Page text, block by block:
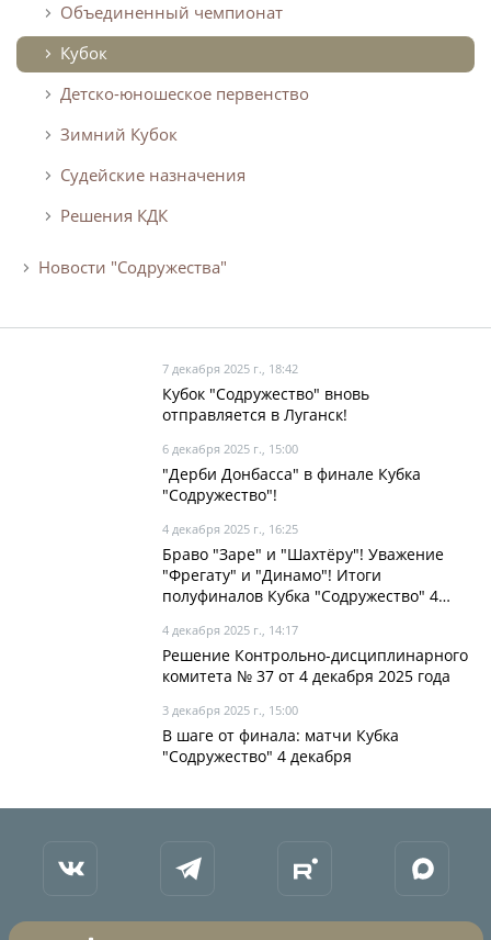
Объединенный чемпионат
Кубок
Детско-юношеское первенство
Зимний Кубок
Судейские назначения
Решения КДК
Новости "Содружества"
7 декабря 2025 г., 18:42
Кубок "Содружество" вновь
отправляется в Луганск!
6 декабря 2025 г., 15:00
"Дерби Донбасса" в финале Кубка
"Содружество"!
4 декабря 2025 г., 16:25
Браво "Заре" и "Шахтёру"! Уважение
"Фрегату" и "Динамо"! Итоги
полуфиналов Кубка "Содружество" 4
4 декабря 2025 г., 14:17
Решение Контрольно-дисциплинарного
комитета № 37 от 4 декабря 2025 года
3 декабря 2025 г., 15:00
В шаге от финала: матчи Кубка
"Содружество" 4 декабря